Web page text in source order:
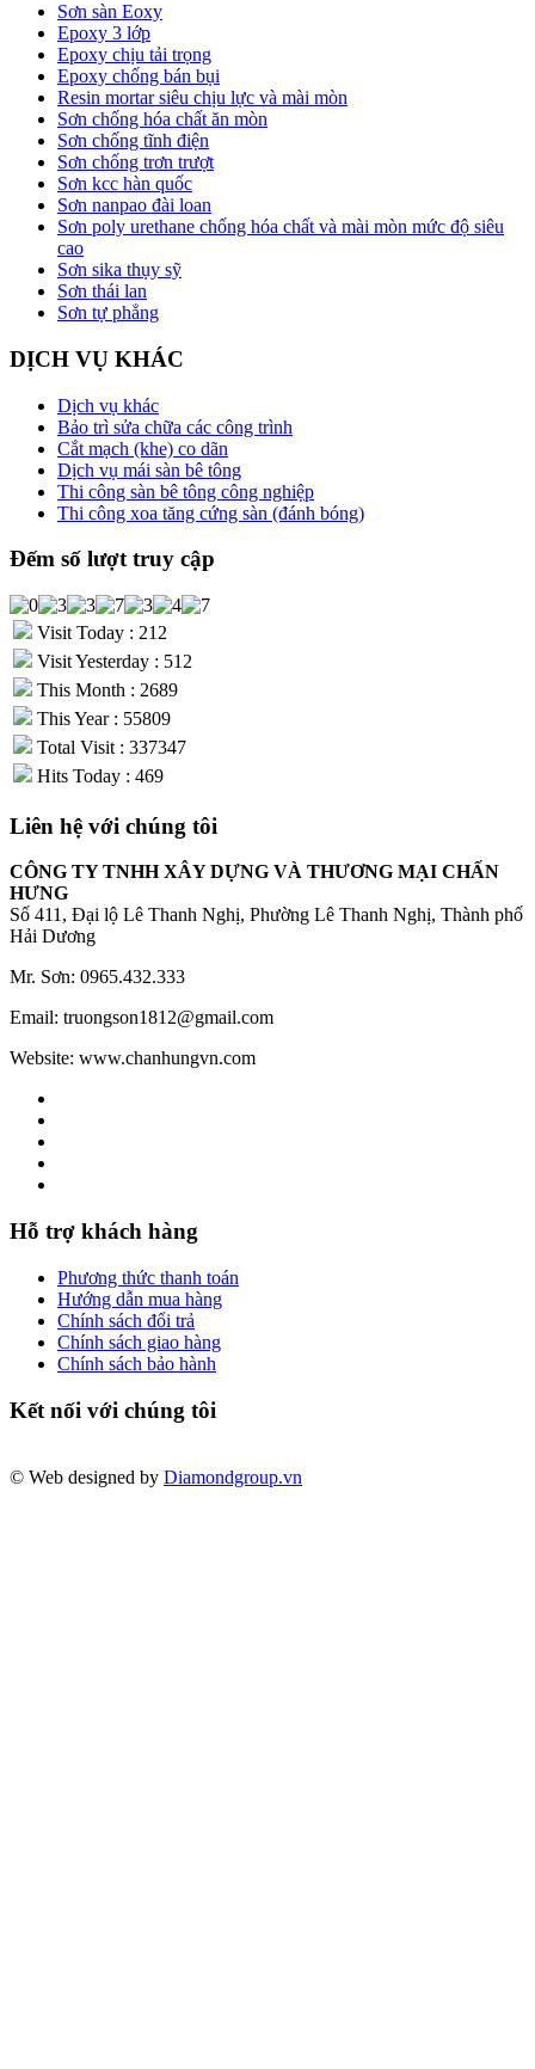
Sơn sàn Eoxy
Epoxy 3 lớp
Epoxy chịu tải trọng
Epoxy chống bán bụi
Resin mortar siêu chịu lực và mài mòn
Sơn chống hóa chất ăn mòn
Sơn chống tĩnh điện
Sơn chống trơn trượt
Sơn kcc hàn quốc
Sơn nanpao đài loan
Sơn poly urethane chống hóa chất và mài mòn mức độ siêu
cao
Sơn sika thụy sỹ
Sơn thái lan
Sơn tự phẳng
DỊCH VỤ KHÁC
Dịch vụ khác
Bảo trì sửa chữa các công trình
Cắt mạch (khe) co dãn
Dịch vụ mái sàn bê tông
Thi công sàn bê tông công nghiệp
Thi công xoa tăng cứng sàn (đánh bóng)
Đếm số lượt truy cập
Visit Today : 212
Visit Yesterday : 512
This Month : 2689
This Year : 55809
Total Visit : 337347
Hits Today : 469
Liên hệ với chúng tôi
CÔNG TY TNHH XÂY DỰNG VÀ THƯƠNG MẠI CHẤN
HƯNG
Số 411, Đại lộ Lê Thanh Nghị, Phường Lê Thanh Nghị, Thành phố
Hải Dương
Mr. Sơn: 0965.432.333
Email: truongson1812@gmail.com
Website: www.chanhungvn.com
Hỗ trợ khách hàng
Phương thức thanh toán
Hướng dẫn mua hàng
Chính sách đổi trả
Chính sách giao hàng
Chính sách bảo hành
Kết nối với chúng tôi
© Web designed by Diamondgroup.vn